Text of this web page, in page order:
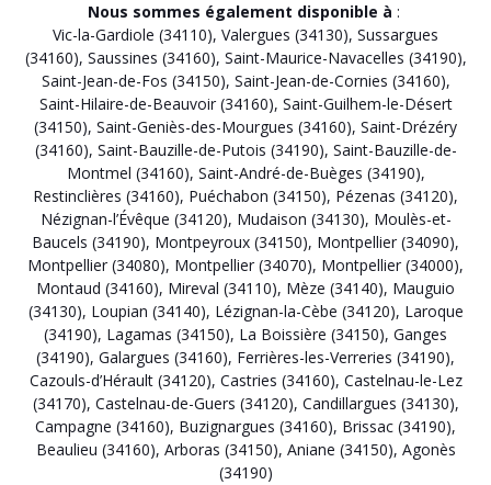
Nous sommes également disponible à :
Vic-la-Gardiole (34110), Valergues (34130), Sussargues
(34160), Saussines (34160), Saint-Maurice-Navacelles (34190),
Saint-Jean-de-Fos (34150), Saint-Jean-de-Cornies (34160),
Saint-Hilaire-de-Beauvoir (34160), Saint-Guilhem-le-Désert
(34150), Saint-Geniès-des-Mourgues (34160), Saint-Drézéry
(34160), Saint-Bauzille-de-Putois (34190), Saint-Bauzille-de-
Montmel (34160), Saint-André-de-Buèges (34190),
Restinclières (34160), Puéchabon (34150), Pézenas (34120),
Nézignan-l’Évêque (34120), Mudaison (34130), Moulès-et-
Baucels (34190), Montpeyroux (34150), Montpellier (34090),
Montpellier (34080), Montpellier (34070), Montpellier (34000),
Montaud (34160), Mireval (34110), Mèze (34140), Mauguio
(34130), Loupian (34140), Lézignan-la-Cèbe (34120), Laroque
(34190), Lagamas (34150), La Boissière (34150), Ganges
(34190), Galargues (34160), Ferrières-les-Verreries (34190),
Cazouls-d’Hérault (34120), Castries (34160), Castelnau-le-Lez
(34170), Castelnau-de-Guers (34120), Candillargues (34130),
Campagne (34160), Buzignargues (34160), Brissac (34190),
Beaulieu (34160), Arboras (34150), Aniane (34150), Agonès
(34190)